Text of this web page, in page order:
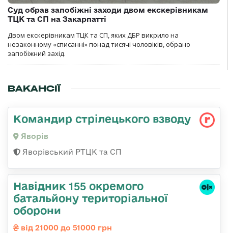
Суд обрав запобіжні заходи двом екскерівникам
ТЦК та СП на Закарпатті
Двом екскерівникам ТЦК та СП, яких ДБР викрило на
незаконному «списанні» понад тисячі чоловіків, обрано
запобіжний захід.
ВАКАНСІЇ
Командир стрілецького взводу
Яворів
Яворівський РТЦК та СП
Навідник 155 окремого
батальйону територіальної
оборони
від 21000 до 51000 грн